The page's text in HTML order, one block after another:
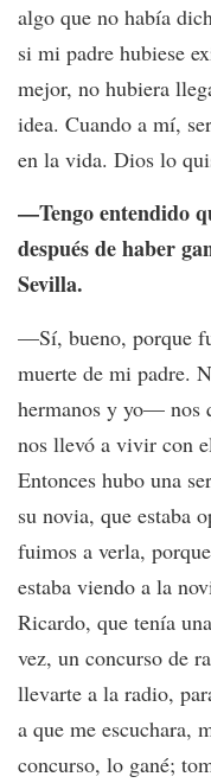
algo que no había
si mi padre hubiese
mejor, no hubiera
idea. Cuando a mí,
en la vida. Dios lo
—Tengo entendido
después de haber
Sevilla.
—Sí, bueno, porque
muerte de mi padre.
hermanos y yo— nos
nos llevó a vivir con
Entonces hubo una
su novia, que estaba
fuimos a verla,
estaba viendo a la
Ricardo, que tenía
vez, un concurso de
llevarte a la radio,
a que me escuchara,
concurso, lo gané;